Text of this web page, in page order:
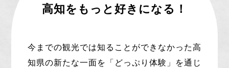
高知をもっと好きになる！
今までの観光では知ることができなかった高
知県の新たな一面を「どっぷり体験」を通じ